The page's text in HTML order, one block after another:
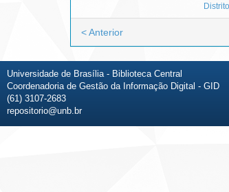
< Anterior
Universidade de Brasília - Biblioteca Central
Coordenadoria de Gestão da Informação Digital - GID
(61) 3107-2683
repositorio@unb.br